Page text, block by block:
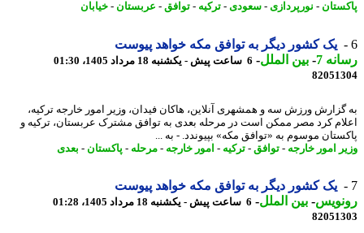
-نورپردازی- سعودی-ترکیه-توافق-عربستان-خیابان
یک کشور دیگر به توافق مکه خواهد پیوست
7
-بین الملل-6 ساعت پیش - یکشنبه 18 مرداد 1405، 01:30
ورزش سه و همشهری آنلاین، هاکان فیدان، وزیر امور خارجه ترکیه،
کرد مصر ممکن است در مرحله بعدی به توافق مشترک عربستان، ترکیه و
موسوم به «توافق مکه» بپیوندد. - به ...
امور خارجه-توافق-ترکیه-امور خارجه-مرحله-پاکستان-بعدی
یک کشور دیگر به توافق مکه خواهد پیوست
-بین الملل-6 ساعت پیش - یکشنبه 18 مرداد 1405، 01:28